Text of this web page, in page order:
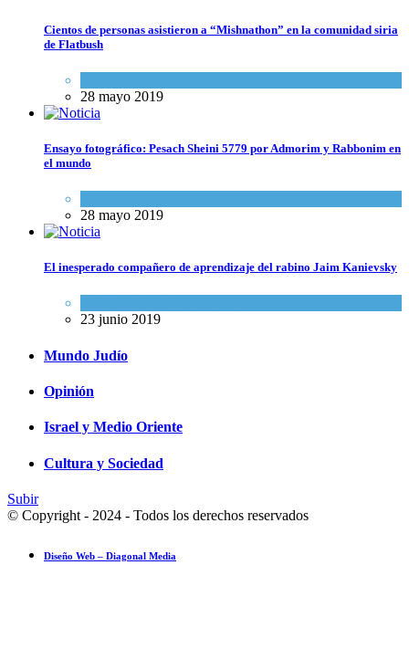
Cientos de personas asistieron a “Mishnathon” en la comunidad siria
de Flatbush
28 mayo 2019
Ensayo fotográfico: Pesach Sheini 5779 por Admorim y Rabbonim en
el mundo
28 mayo 2019
El inesperado compañero de aprendizaje del rabino Jaim Kanievsky
23 junio 2019
Mundo Judío
Opinión
Israel y Medio Oriente
Cultura y Sociedad
Subir
© Copyright - 2024 - Todos los derechos reservados
Diseño Web – Diagonal Media